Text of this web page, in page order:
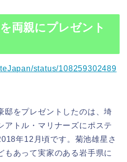
両親にプレゼント
status/108259302489
邸をプレゼントしたのは、埼
アトル・マリナーズにポステ
年12月頃です。菊池雄星さ
もあって実家のある岩手県に